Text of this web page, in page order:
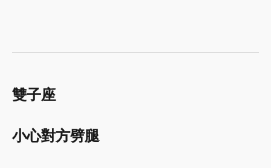
雙子座
小心對方劈腿